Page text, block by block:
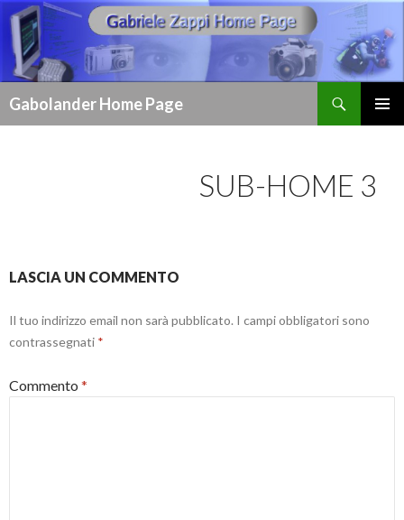
Gabolander Home Page
SUB-HOME 3
LASCIA UN COMMENTO
Il tuo indirizzo email non sarà pubblicato. I campi obbligatori sono
contrassegnati *
Commento *